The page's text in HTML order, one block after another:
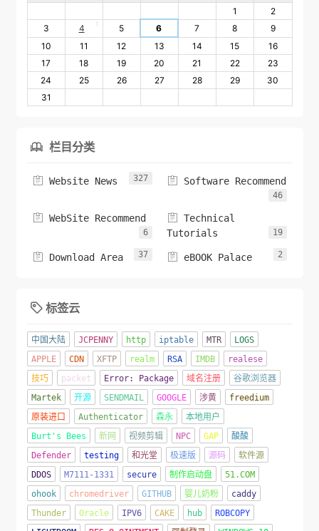
1
2
3
4 1 5 6 7 8
9
10
11 12 13 14 15
16
17
18 19 20 21 22
23
24
25 26 27 28 29
30
31
 栏目分类
 Website News 327  Software Recommend
46
 WebSite Recommend
6
 Technical
Tutorials
19
 Download Area 37  eBOOK Palace 2
 标签云
中国大陆 JCPENNY http iptable MTR
LOGS
APPLE
CDN XFTP realm RSA IMDB
realese
技巧
packet Error: Package 域名注册
谷歌浏览器
Martek
开源 SENDMAIL GOOGLE 涉黄
freedium
原装进口
Authenticator 森永
本地用户
Burt's Bees
新网 视频剪辑 NPC GAP
酸酸
Defender
testing 和光堂 极速版 源码
软件源
DDOS
M7111-1331 secure 制作启动盘
51.COM
ohook
chromedriver GITHUB 婴儿奶粉
caddy
Thunder
Oracle IPV6 CAKE hub
ROBCOPY